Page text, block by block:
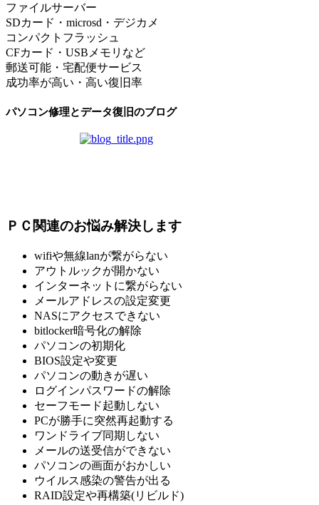
ファイルサーバー
SDカード・microsd・デジカメ
コンパクトフラッシュ
CFカード・USBメモリなど
郵送可能・宅配便サービス
成功率が高い・高い復旧率
パソコン修理とデータ復旧のブログ
ＰＣ関連のお悩み解決します
wifiや無線lanが繋がらない
アウトルックが開かない
インターネットに繋がらない
メールアドレスの設定変更
NASにアクセスできない
bitlocker暗号化の解除
パソコンの初期化
BIOS設定や変更
パソコンの動きが遅い
ログインパスワードの解除
セーフモード起動しない
PCが勝手に突然再起動する
ワンドライブ同期しない
メールの送受信ができない
パソコンの画面がおかしい
ウイルス感染の警告が出る
RAID設定や再構築(リビルド)